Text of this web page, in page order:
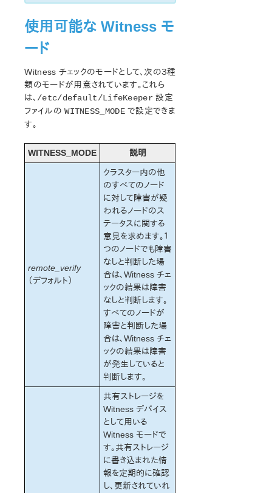
使用可能な Witness モ
ード
Witness チェックのモードとして、次の３種
類のモードが用意されています。これら
は、 /etc/default/LifeKeeper設定
ファイルのWITNESS_MODEで設定できま
す。
WITNESS_MODE 説明
remote_verify
（デフォルト）
クラスター内の他
のすべてのノード
に対して障害が疑
われるノードのス
テータスに関する
意見を求めます。１
つのノードでも障害
なしと判断した場
合は、Witness チェ
ックの結果は障害
なしと判断します。
すべてのノードが
障害と判断した場
合は、Witness チェ
ックの結果は障害
が発生していると
判断します。
共有ストレージを
Witness デバイス
として用いる
Witness モードで
す。共有ストレージ
に書き込まれた情
報を定期的に確認
し、更新されていれ